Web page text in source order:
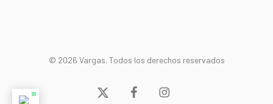
© 2026 Vargas. Todos los derechos reservados
x-
facebookinstagram